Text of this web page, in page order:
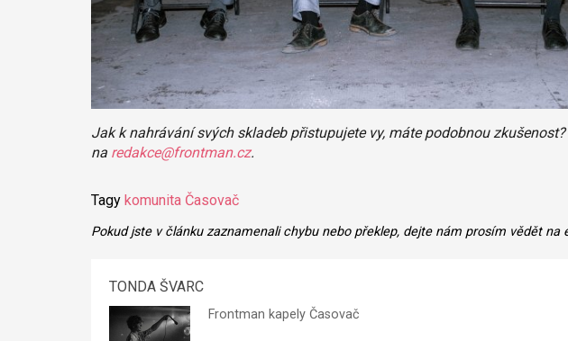
Jak k nahrávání svých skladeb přistupujete vy, máte podobnou
na redakce@frontman.cz.
Tagy komunita Časovač
Pokud jste v článku zaznamenali chybu nebo překlep, dejte nám prosím vědět na
TONDA ŠVARC
Frontman kapely Časovač